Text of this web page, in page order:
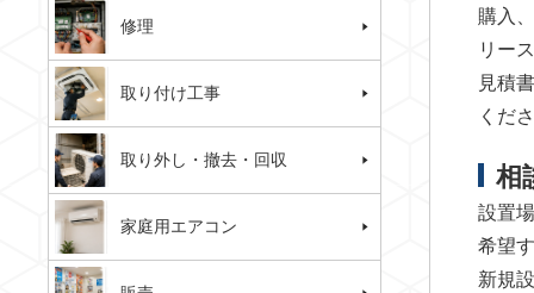
購入
リー
見積
くだ
相
設置
希望
新規
修理
取り付け工事
取り外し・撤去・回収
家庭用エアコン